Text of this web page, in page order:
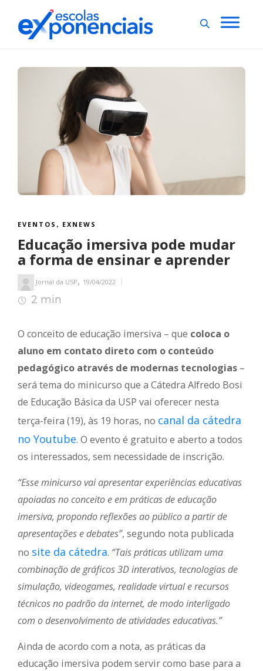
EVENTOS , EXNEWS
Educação imersiva pode mudar
a forma de ensinar e aprender
Jornal da USP, 19/04/2022
2 min
O conceito de educação imersiva – que coloca o
aluno em contato direto com o conteúdo
pedagógico através de modernas tecnologias –
será tema do minicurso que a Cátedra Alfredo Bosi
de Educação Básica da USP vai oferecer nesta
terça-feira (19), às 19 horas, no canal da cátedra
no Youtube. O evento é gratuito e aberto a todos
os interessados, sem necessidade de inscrição.
“Esse minicurso vai apresentar experiências educativas
apoiadas no conceito e em práticas de educação
imersiva, propondo reflexões ao público a partir de
apresentações e debates”, segundo nota publicada
no site da cátedra. “Tais práticas utilizam uma
combinação de gráficos 3D interativos, tecnologias de
simulação, videogames, realidade virtual e recursos
técnicos no padrão da internet, de modo interligado
com o desenvolvimento de atividades educativas.”
Ainda de acordo com a nota, as práticas da
educação imersiva podem servir como base para a